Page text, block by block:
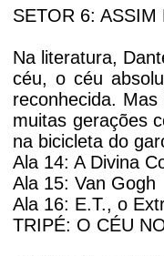
SETOR 6: ASSIM
Na literatura,
céu, o céu
reconhecida.
muitas gerações
na bicicleta do
Ala 14: A Divina
Ala 15: Van Gogh
Ala 16: E.T., o
TRIPÉ: O CÉU